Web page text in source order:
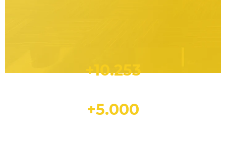
+10.253
+5.000